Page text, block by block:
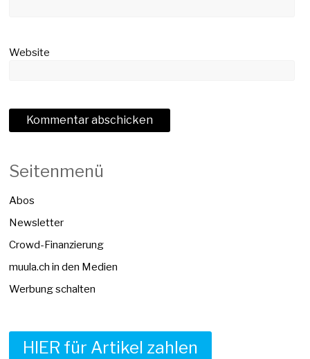
Website
Seitenmenü
Abos
Newsletter
Crowd-Finanzierung
muula.ch in den Medien
Werbung schalten
HIER für Artikel zahlen